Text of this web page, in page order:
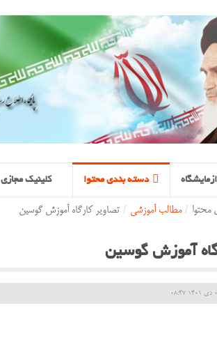
دسته بندی محتوا کلینیک مجازی
محتوا / مطالب آموزشی / تصاویر کارگاه آموزش گوسین
آموزش گوسین